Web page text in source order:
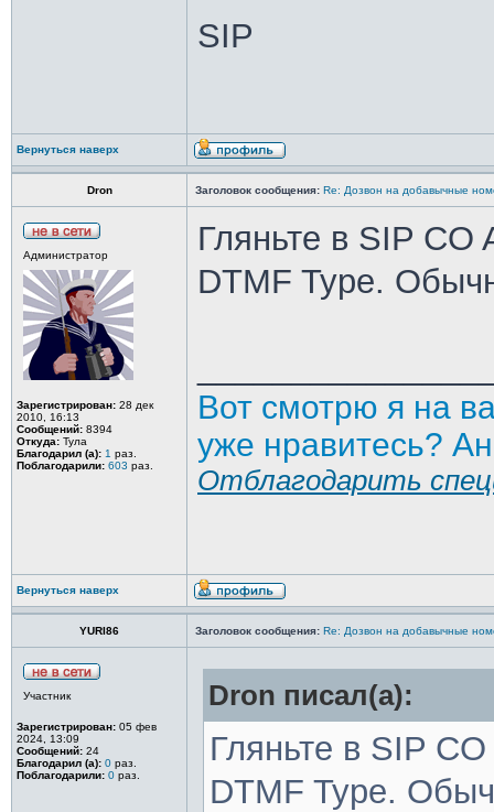
SIP
Вернуться наверх
Dron Заголовок сообщения: Re: Дозвон на добавычные
Администратор
Зарегистрирован: 28 дек
2010, 16:13
Сообщений: 8394
Откуда: Тула
Благодарил (а): 1 раз.
Поблагодарили: 603 раз.
Гляньте в SIP CO
DTMF Type.
Вот смотрю я на
уже нравитесь?
Отблагодарить
Вернуться наверх
YURI86 Заголовок сообщения: Re: Дозвон на добавычные
Участник
Зарегистрирован: 05 фев
2024, 13:09
Сообщений: 24
Благодарил (а): 0 раз.
Поблагодарили: 0 раз.
Dron писал(а):
Гляньте в SIP
DTMF Type.